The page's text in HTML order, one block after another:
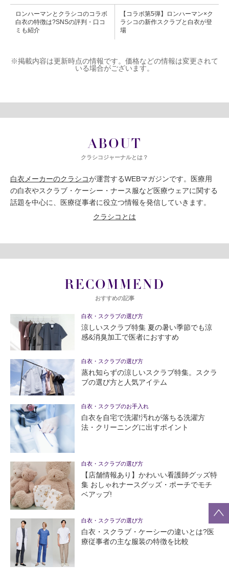
ロンハーマンとクラシコのコラボ
白衣の特徴は?SNSの評判・口コ
ミも紹介
【コラボ第5弾】ロンハーマン×ク
ラシコの新作スクラブと白衣が登
場
※掲載内容は更新時点の情報です。価格などの情報は変更されて
いる場合がございます。
ABOUT
クラシコジャーナルとは？
白衣メーカーのクラシコが運営するWEBマガジンです。医療用
の白衣やスクラブ・ケーシー・ナース服など医療ウェアに関する
話題を中心に、医療従事者に役立つ情報を発信していきます。
クラシコとは
RECOMMEND
おすすめの記事
白衣・スクラブの選び方
涼しいスクラブ特集 夏の暑い季節でも涼
感&消臭加工で医者におすすめ
白衣・スクラブの選び方
蒸れ知らずの涼しいスクラブ特集。スクラ
ブの選び方と人気アイテム
白衣・スクラブのお手入れ
白衣を自宅で洗濯!汚れが落ちる洗濯方
法・クリーニングに出すポイント
白衣・スクラブの選び方
【店舗情報あり】かわいい看護師グッズ特
集 おしゃれナースグッズ・ポーチでモチ
ベアップ!
白衣・スクラブの選び方
白衣・スクラブ・ケーシーの違いとは?医
療従事者の主な服装の特徴を比較